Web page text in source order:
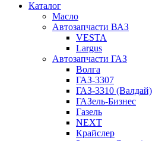
Каталог
Масло
Автозапчасти ВАЗ
VESTA
Largus
Автозапчасти ГАЗ
Волга
ГАЗ-3307
ГАЗ-3310 (Валдай)
ГАЗель-Бизнес
Газель
NEXT
Крайслер